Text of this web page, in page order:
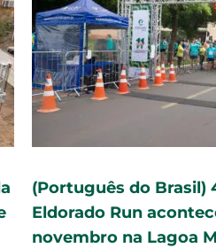
(Português do Brasil)
Eldorado Run
novembro na Lagoa